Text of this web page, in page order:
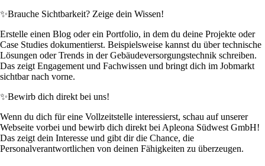
✨Brauche Sichtbarkeit? Zeige dein Wissen!
Erstelle einen Blog oder ein Portfolio, in dem du deine Projekte oder
Case Studies dokumentierst. Beispielsweise kannst du über technische
Lösungen oder Trends in der Gebäudeversorgungstechnik schreiben.
Das zeigt Engagement und Fachwissen und bringt dich im Jobmarkt
sichtbar nach vorne.
✨Bewirb dich direkt bei uns!
Wenn du dich für eine Vollzeitstelle interessierst, schau auf unserer
Webseite vorbei und bewirb dich direkt bei Apleona Südwest GmbH!
Das zeigt dein Interesse und gibt dir die Chance, die
Personalverantwortlichen von deinen Fähigkeiten zu überzeugen.